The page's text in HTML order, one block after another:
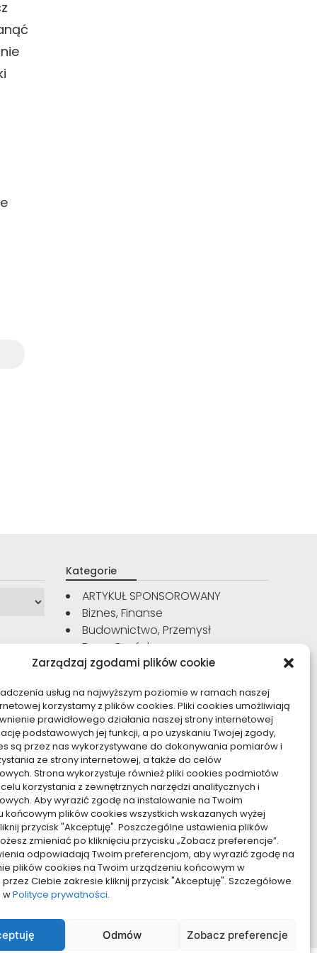
Zarządzaj zgodami plików cookie
usług na najwyższym poziomie w ramach naszej
korzystamy z plików cookies. Pliki cookies umożliwiają
prawidłowego działania naszej strony internetowej
podstawowych jej funkcji, a po uzyskaniu Twojej zgody,
są przez nas wykorzystywane do dokonywania pomiarów i
ze strony internetowej, a także do celów
Strona wykorzystuje również pliki cookies podmiotów
korzystania z zewnętrznych narzędzi analitycznych i
Aby wyrazić zgodę na instalowanie na Twoim
końcowym plików cookies wszystkich wskazanych wyżej
przycisk "Akceptuję". Poszczególne ustawienia plików
zmieniać po kliknięciu przycisku „Zobacz preferencje”.
odpowiadają Twoim preferencjom, aby wyrazić zgodę na
plików cookies na Twoim urządzeniu końcowym w
Ciebie zakresie kliknij przycisk "Akceptuję". Szczegółowe
wPolityce prywatności.
Odmów Zobacz preferencje
Kategorie
ARTYKUŁ SPONSOROWANY
Biznes, Finanse
Budownictwo, Przemysł
Dom, Ogród
Edukacja, Rozrywka
Moda, Uroda
Motoryzacja, Transport
Sport, Turystyka
Technologie
Usługi
Zdrowie, Medycyna